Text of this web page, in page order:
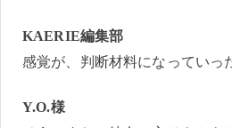
KAERIE編集部
感覚が、判断材料になっていっ
Y.O.様